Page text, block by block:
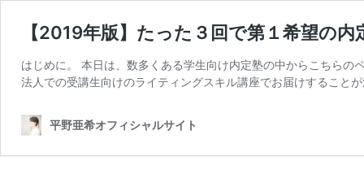
【2019年版】たった３回で第１希望の
はじめに。 本日は、数多くある学生向け内定塾の中からこちら
法人での受講生向けのライティングスキル講座でお届けすること
平野亜希オフィシャルサイト